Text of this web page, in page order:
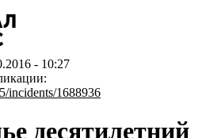
- 10:27
incidents/1688936
десятилетний